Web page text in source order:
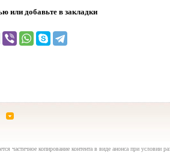
или добавьте в закладки
частичное копирование контента в виде анонса при условии